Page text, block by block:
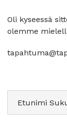
Oli kyseessä
olemme